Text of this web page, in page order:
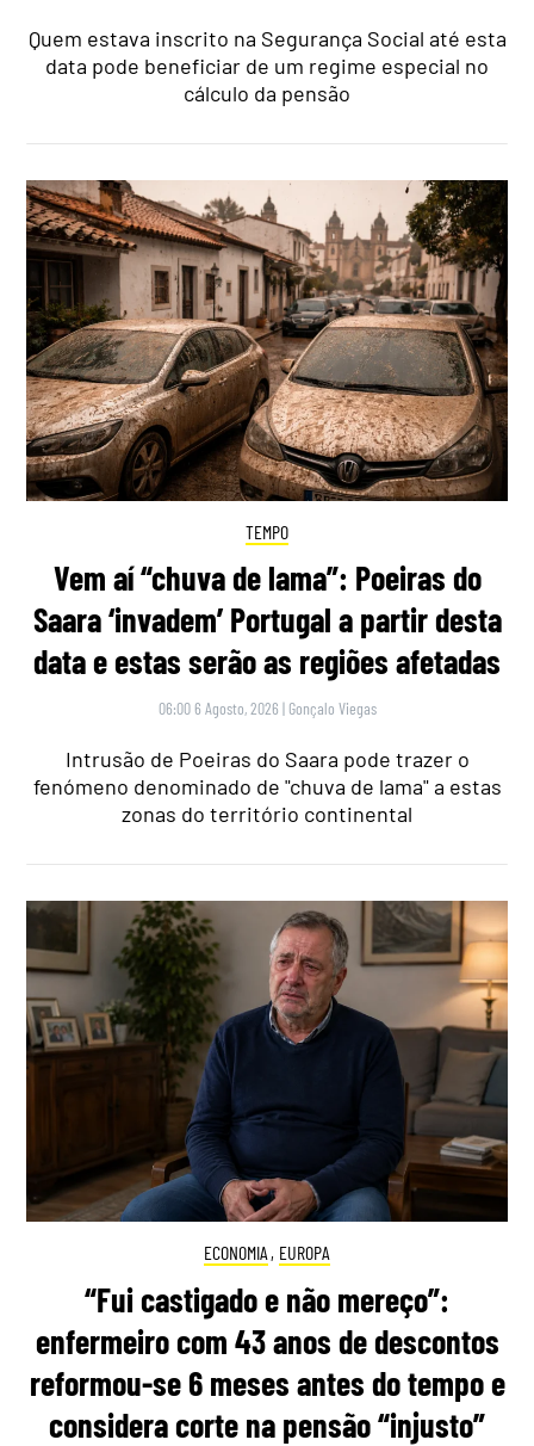
Quem estava inscrito na Segurança Social até esta
data pode beneficiar de um regime especial no
cálculo da pensão
TEMPO
Vem aí “chuva de lama”: Poeiras do
Saara ‘invadem’ Portugal a partir desta
data e estas serão as regiões afetadas
06:00 6 Agosto, 2026 | Gonçalo Viegas
Intrusão de Poeiras do Saara pode trazer o
fenómeno denominado de "chuva de lama" a estas
zonas do território continental
ECONOMIA , EUROPA
“Fui castigado e não mereço”:
enfermeiro com 43 anos de descontos
reformou-se 6 meses antes do tempo e
considera corte na pensão “injusto”